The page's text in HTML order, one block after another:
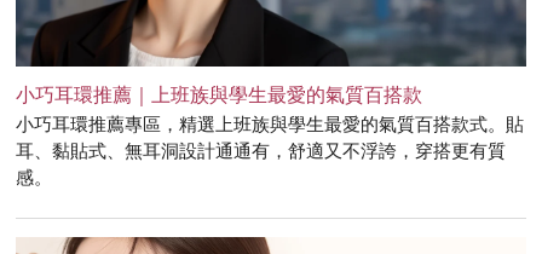
小巧耳環推薦｜上班族與學生最愛的氣質百搭款
小巧耳環推薦專區，精選上班族與學生最愛的氣質百搭款式。貼
耳、黏貼式、無耳洞設計通通有，舒適又不浮誇，穿搭更有質
感。